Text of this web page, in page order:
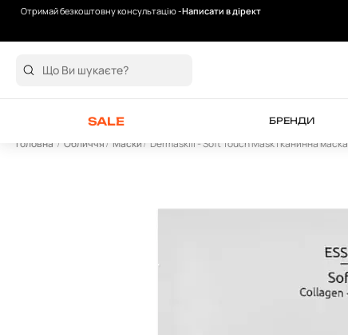
Отримай безкоштовну консультацію -Написати в дірект
Безкоштовна доставка від 2000 грн
SALE БРЕНДИ
Головна Обличчя Маски Dermaskill - Soft Touch MaskТканинна